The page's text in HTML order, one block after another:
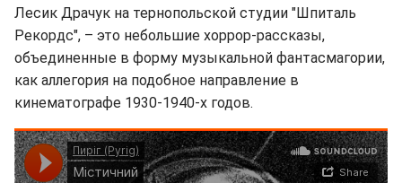
Лесик Драчук на тернопольской студии "Шпиталь
Рекордс", – это небольшие хоррор-рассказы,
объединенные в форму музыкальной фантасмагории,
как аллегория на подобное направление в
кинематографе 1930-1940-х годов.